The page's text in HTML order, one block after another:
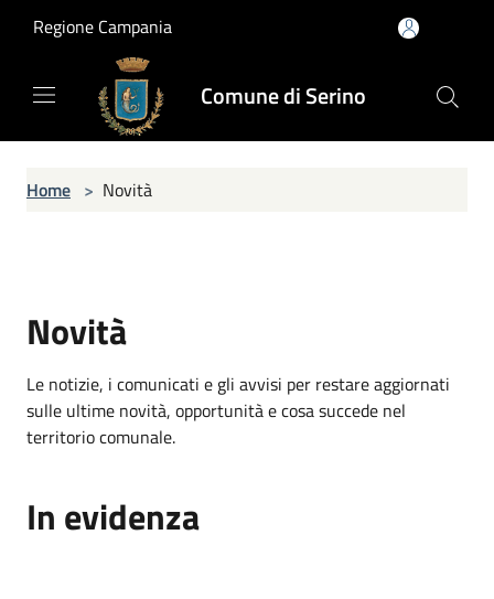
Regione Campania
Comune di Serino
Home > Novità
Novità
Le notizie, i comunicati e gli avvisi per restare aggiornati
sulle ultime novità, opportunità e cosa succede nel
territorio comunale.
In evidenza